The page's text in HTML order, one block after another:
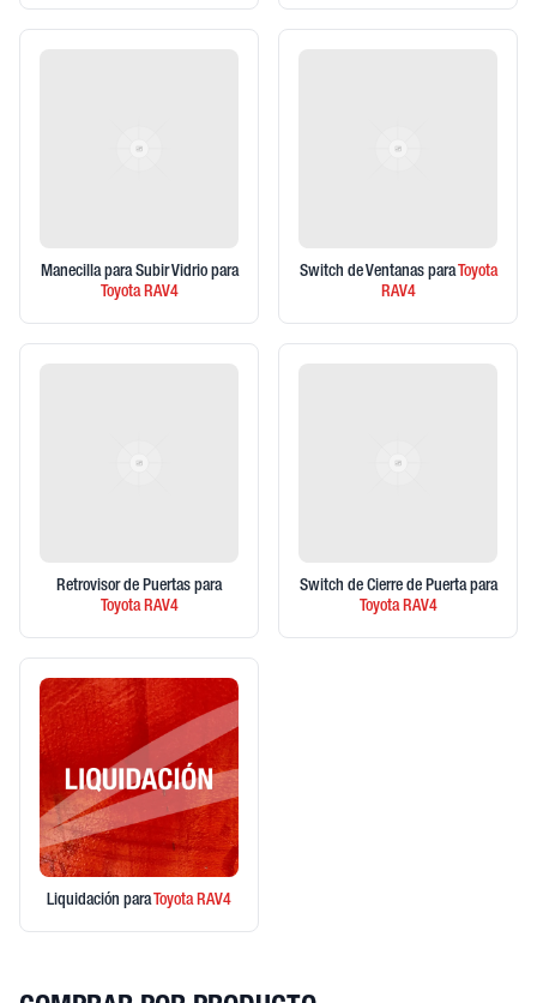
Manecilla para Subir Vidrio para
ToyotaRAV4
Switch de Ventanas para Toyota
RAV4
Retrovisor de Puertas para
ToyotaRAV4
Switch de Cierre de Puerta para
ToyotaRAV4
Liquidación para ToyotaRAV4